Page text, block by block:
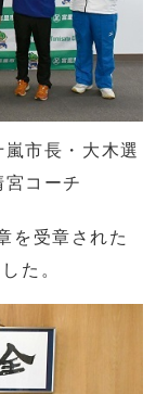
市長・大木選
コーチ
を受章された
た。